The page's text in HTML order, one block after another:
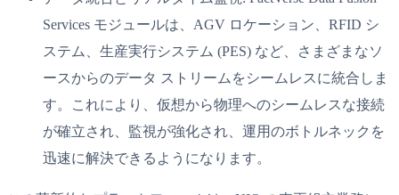
Services モジュールは、AGV ロケーション、RFID シ
ステム、生産実行システム (PES) など、さまざまなソ
ースからのデータ ストリームをシームレスに統合しま
す。これにより、仮想から物理へのシームレスな接続
が確立され、監視が強化され、運用のボトルネックを
迅速に解決できるようになります。